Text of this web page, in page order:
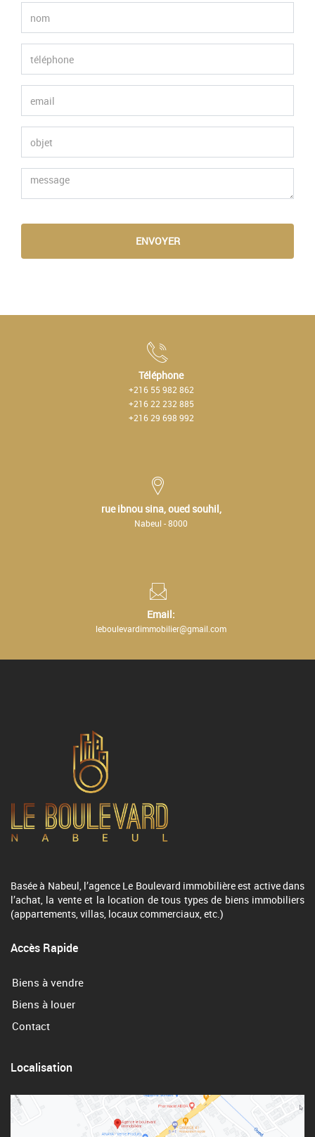
ENVOYER
Téléphone
+216 55 982 862
+216 22 232 885
+216 29 698 992
rue ibnou sina, oued souhil,
Nabeul - 8000
Email:
leboulevardimmobilier@gmail.com
Basée à Nabeul, l’agence Le Boulevard immobilière est active dans
l’achat, la vente et la location de tous types de biens immobiliers
(appartements, villas, locaux commerciaux, etc.)
Accès Rapide
Biens à vendre
Biens à louer
Contact
Localisation